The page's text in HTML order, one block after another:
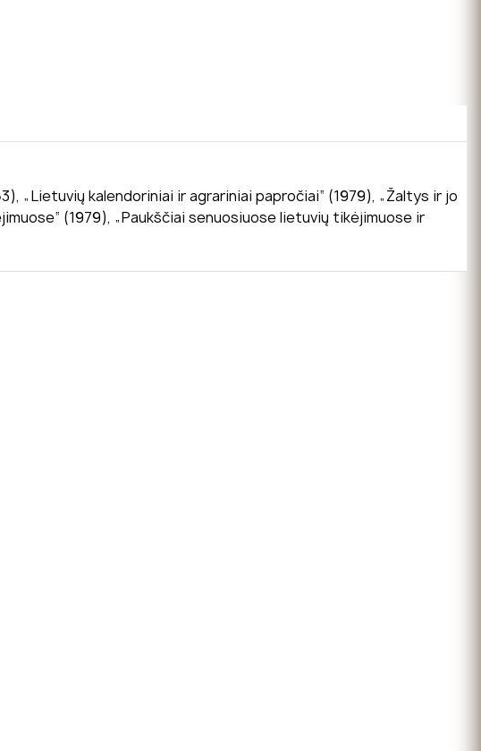
„Lietuvių kalendoriniai ir agrariniai papročiai“ (1979), „Žaltys ir jo
(1979), „Paukščiai senuosiuose lietuvių tikėjimuose ir